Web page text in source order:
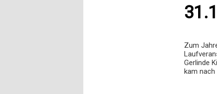
Zum
Gerlinde
kam nach